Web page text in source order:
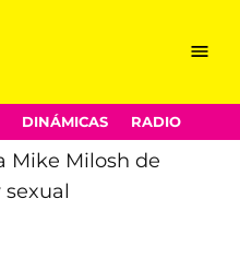
Menu
DINÁMICAS RADIO